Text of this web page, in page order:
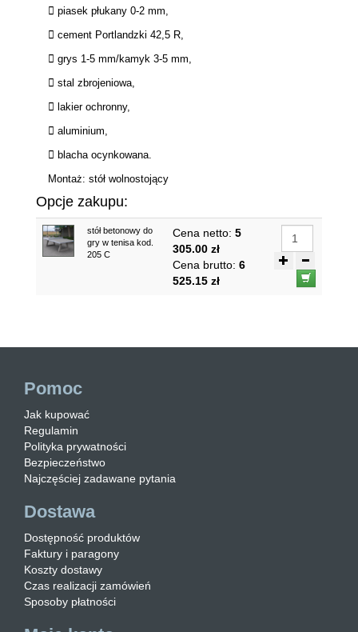
 piasek płukany 0-2 mm,
 cement Portlandzki 42,5 R,
 grys 1-5 mm/kamyk 3-5 mm,
 stal zbrojeniowa,
 lakier ochronny,
 aluminium,
 blacha ocynkowana.
Montaż: stół wolnostojący
Opcje zakupu:
stół betonowy do
gry w tenisa kod.
205 C
Cena netto: 5
305.00 zł
Cena brutto: 6
525.15 zł
Pomoc
Jak kupować
Regulamin
Polityka prywatności
Bezpieczeństwo
Najczęściej zadawane pytania
Dostawa
Dostępność produktów
Faktury i paragony
Koszty dostawy
Czas realizacji zamówień
Sposoby płatności